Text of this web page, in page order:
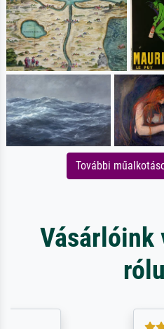
További
Vásárlóink